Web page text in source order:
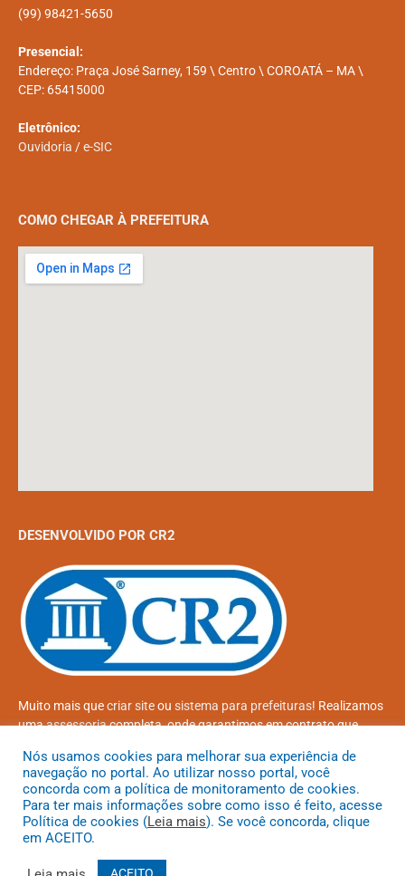
(99) 98421-5650
Presencial:
Endereço: Praça José Sarney, 159 \ Centro \ COROATÁ – MA \
CEP: 65415000
Eletrônico:
Ouvidoria /e-SIC
COMO CHEGAR À PREFEITURA
DESENVOLVIDO POR CR2
Muito mais quecriar siteou sistema para prefeituras! Realizamos
umaassessoriacompleta, onde garantimos em contrato que
atendidas.
Conheça oPNTPe oRadar da Transparência Pública
Nós usamos cookies para melhorar sua experiência de
navegação no portal. Ao utilizar nosso portal, você
concorda com a política de monitoramento de cookies.
Para ter mais informações sobre como isso é feito, acesse
Política de cookies (Leia mais). Se você concorda, clique
em ACEITO.